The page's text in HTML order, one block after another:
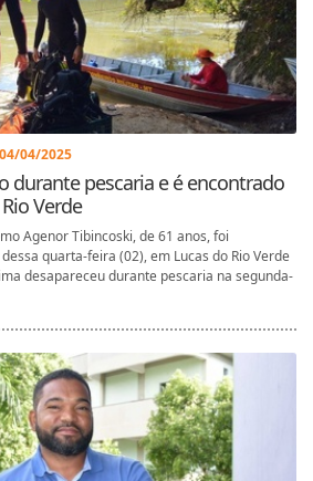
04/2025
durante pescaria e é encontrado
Verde
Agenor Tibincoski, de 61 anos, foi
quarta-feira (02), em Lucas do Rio Verde
desapareceu durante pescaria na segunda-